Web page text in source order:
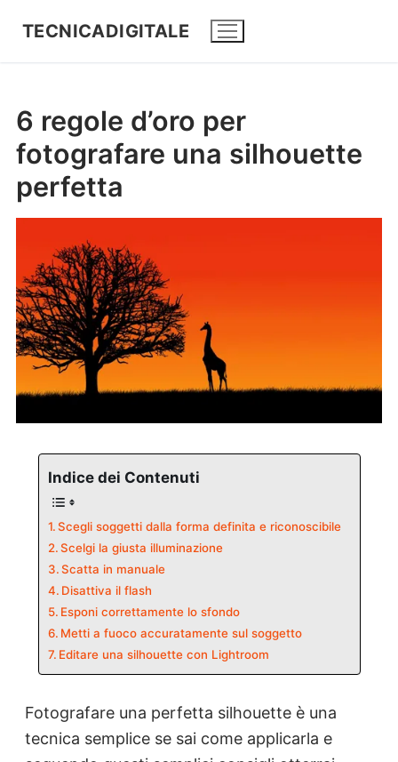
TECNICADIGITALE
6 regole d’oro per
fotografare una silhouette
perfetta
Indice dei Contenuti
Scegli soggetti dalla forma definita e riconoscibile
Scelgi la giusta illuminazione
Scatta in manuale
Disattiva il flash
Esponi correttamente lo sfondo
Metti a fuoco accuratamente sul soggetto
Editare una silhouette con Lightroom
Fotografare una perfetta silhouette è una
tecnica semplice se sai come applicarla e